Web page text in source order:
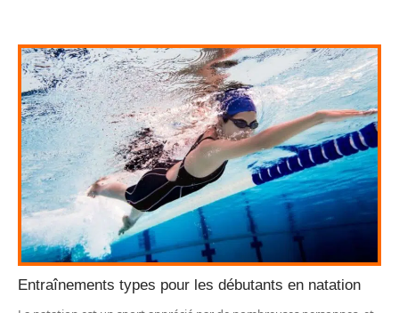
Entraînements types pour les débutants en natation